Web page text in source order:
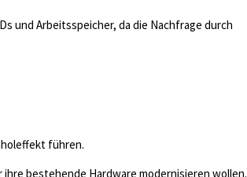
und Arbeitsspeicher, da die Nachfrage durch
führen.
bestehende Hardware modernisieren wollen.